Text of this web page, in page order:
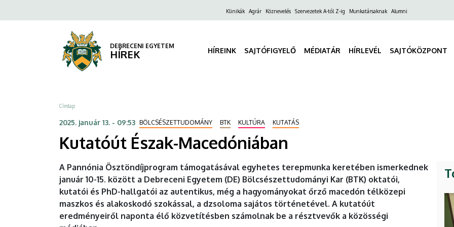
Macedóniában
EGYETEM
a
FelsőKlinikák Agrár Köznevelés Szervezetek A-tól Z-ig Munkatársaknak Alumni
DEBRECENI EGYETEM
HÍREK HÍREINK SAJTÓFIGYELŐ MÉDIATÁR HÍRLEVÉL SAJTÓKÖZPONT
Morzsa
Címlap
2025. január 13. - 09:53 BÖLCSÉSZETTUDOMÁNY BTK KULTÚRA KUTATÁS
Kutatóút Észak-Macedóniában
A Pannónia Ösztöndíjprogram támogatásával egyhetes terepmunka keretében ismerkednek
január 10-15. között a Debreceni Egyetem (DE) Bölcsészettudományi Kar (BTK) oktatói,
kutatói és PhD-hallgatói az autentikus, még a hagyományokat őrző macedón télközepi
maszkos és alakoskodó szokással, a dzsoloma sajátos történetével. A kutatóút
eredményeiről naponta élő közvetítésben számolnak be a résztvevők a közösségi